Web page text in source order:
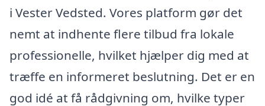
i Vester Vedsted. Vores platform gør det
nemt at indhente flere tilbud fra lokale
professionelle, hvilket hjælper dig med at
træffe en informeret beslutning. Det er en
god idé at få rådgivning om, hvilke typer